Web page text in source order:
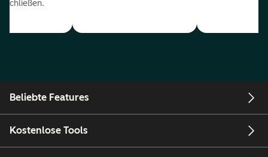
Beliebte Features
Kostenlose Tools